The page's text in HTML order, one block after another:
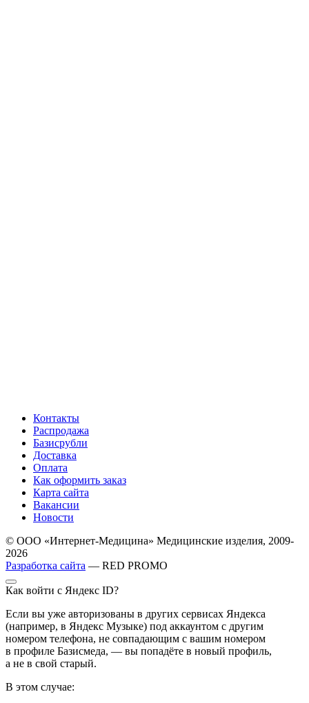
Контакты
Распродажа
Базисрубли
Доставка
Оплата
Как оформить заказ
Карта сайта
Вакансии
Новости
© ООО «Интернет-Медицина» Медицинские изделия, 2009-
2026
Разработка сайта — RED PROMO
Как войти с Яндекс ID?
Если вы уже авторизованы в других сервисах Яндекса
(например, в Яндекс Музыке) под аккаунтом с другим
номером телефона, не совпадающим с вашим номером
в профиле Базисмеда, — вы попадёте в новый профиль,
а не в свой старый.
В этом случае: